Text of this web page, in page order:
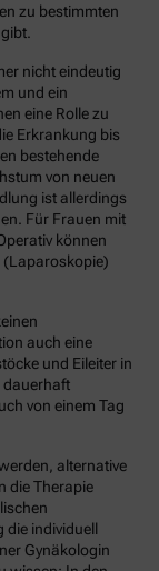
zu bestimmten
nicht eindeutig
und ein
eine Rolle zu
Erkrankung bis
bestehende
von neuen
ist allerdings
Für Frauen mit
können
(Laparoskopie)
auch eine
und Eileiter in
dauerhaft
von einem Tag
alternative
die Therapie
die individuell
Gynäkologin